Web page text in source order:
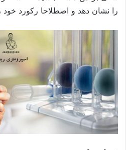
را نشان دهد و اصطلاحا رکورد خود